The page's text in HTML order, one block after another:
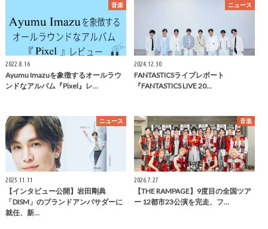
音楽
2022.8.16
Ayumu Imazuを象徴するオールラウ
ンドなアルバム『Pixel』レ…
ニュース
2024.12.30
FANTASTICSライブレポート
『FANTASTICS LIVE 20…
ニュース
2025.11.11
【インタビュー公開】岩田剛典
「DISM」のブランドアンバサダーに
就任、新…
音楽
2026.7.27
【THE RAMPAGE】9度目の全国ツア
ー 12都市23公演を完走、フ…